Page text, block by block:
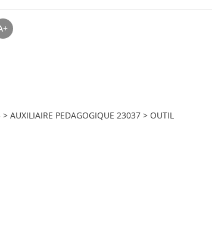
> AUXILIAIRE PEDAGOGIQUE 23037 > OUTIL